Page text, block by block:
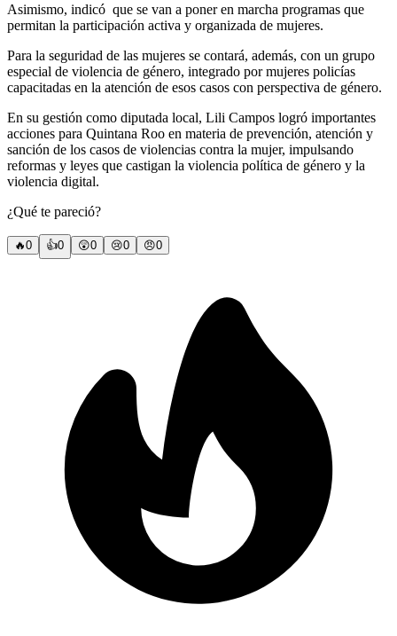
Asimismo, indicó que se van a poner en marcha programas que
permitan la participación activa y organizada de mujeres.
Para la seguridad de las mujeres se contará, además, con un grupo
especial de violencia de género, integrado por mujeres policías
capacitadas en la atención de esos casos con perspectiva de género.
En su gestión como diputada local, Lili Campos logró importantes
acciones para Quintana Roo en materia de prevención, atención y
sanción de los casos de violencias contra la mujer, impulsando
reformas y leyes que castigan la violencia política de género y la
violencia digital.
¿Qué te pareció?
🔥0 👍0 😲0 😢0 😠0